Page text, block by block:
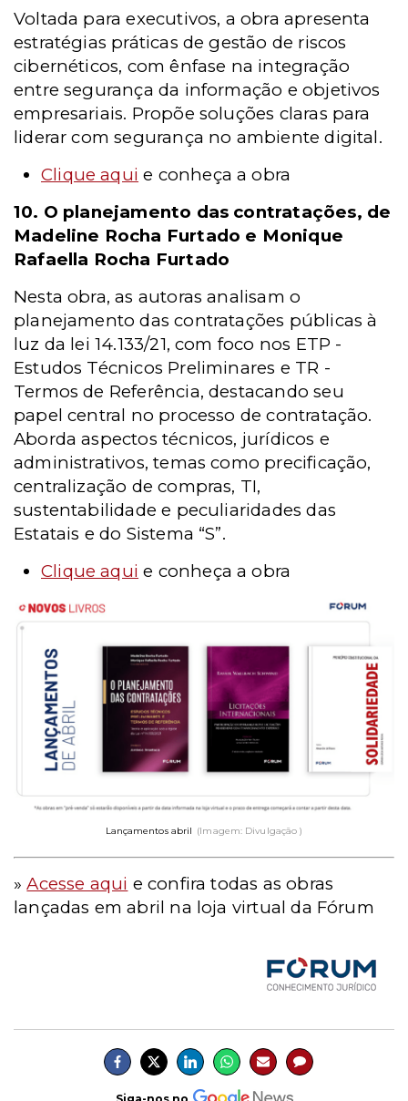
Voltada para executivos, a obra apresenta
estratégias práticas de gestão de riscos
cibernéticos, com ênfase na integração
entre segurança da informação e objetivos
empresariais. Propõe soluções claras para
liderar com segurança no ambiente digital.
Clique aqui e conheça a obra
10. O planejamento das contratações, de
Madeline Rocha Furtado e Monique
Rafaella Rocha Furtado
Nesta obra, as autoras analisam o
planejamento das contratações públicas à
luz da lei 14.133/21, com foco nos ETP -
Estudos Técnicos Preliminares e TR -
Termos de Referência, destacando seu
papel central no processo de contratação.
Aborda aspectos técnicos, jurídicos e
administrativos, temas como precificação,
centralização de compras, TI,
sustentabilidade e peculiaridades das
Estatais e do Sistema “S”.
Clique aqui e conheça a obra
Lançamentos abril (Imagem: Divulgação )
»Acesse aqui e confira todas as obras
lançadas em abril na loja virtual da Fórum